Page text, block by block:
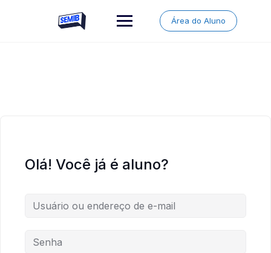
Área do Aluno
Olá! Você já é aluno?